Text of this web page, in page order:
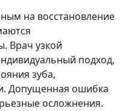
на восстановление
Врач узкой
подход,
зуба,
Допущенная ошибка
осложнения.